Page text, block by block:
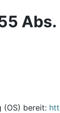
Abs.
(OS) bereit: